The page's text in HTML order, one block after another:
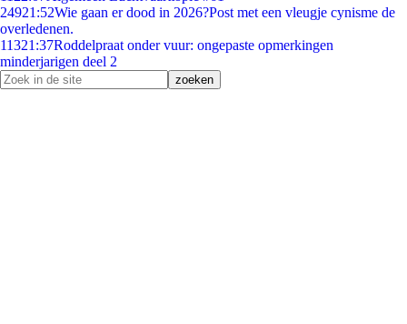
24921:52Wie gaan er dood in 2026?Post met een vleugje cynisme de
overledenen.
11321:37Roddelpraat onder vuur: ongepaste opmerkingen
minderjarigen deel 2